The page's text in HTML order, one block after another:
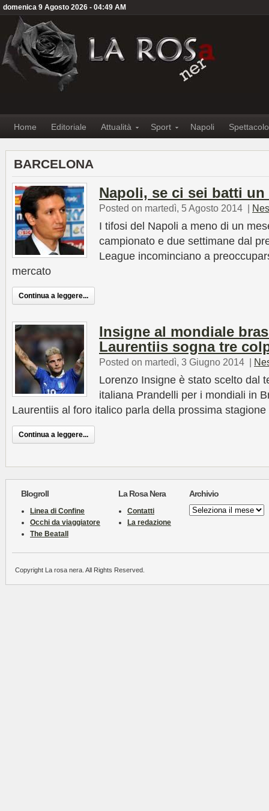
domenica 9 Agosto 2026 - 04:49 AM
Home Editoriale Attualità Sport Napoli Spettacolo
BARCELONA
Napoli, se ci sei batti
Posted on martedì, 5 Agosto 2014 |
I tifosi del Napoli a meno di un
campionato e due settimane dal
League incominciano a
mercato
Continua a leggere...
Insigne al mondiale
Laurentiis sogna tre
Posted on martedì, 3 Giugno 2014 |
Lorenzo Insigne è stato scelto dal
italiana Prandelli per i mondiali in
Laurentiis al foro italico parla della prossima stagione
Continua a leggere...
Blogroll
Linea di Confine
Occhi da viaggiatore
The Beatall
La Rosa Nera
Contatti
La redazione
Archivio
Archivio
Copyright La rosa nera. All Rights Reserved.